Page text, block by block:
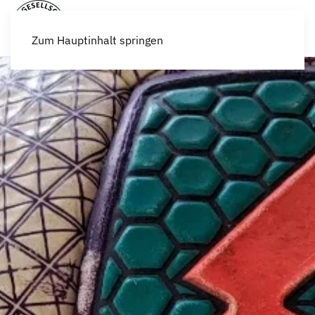
Zum Hauptinhalt springen